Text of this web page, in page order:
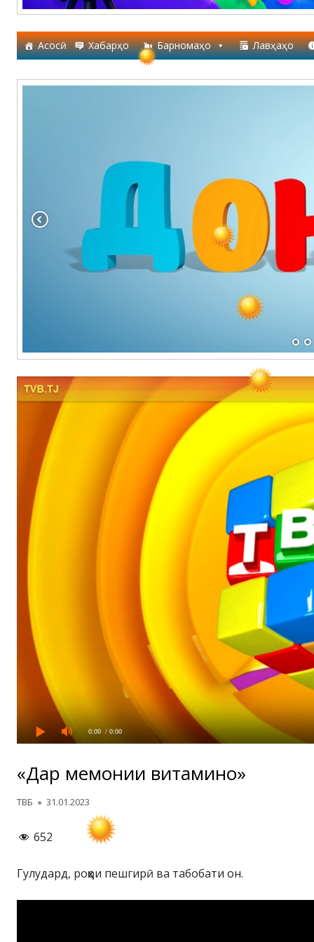
Асосӣ Хабарҳо Барномаҳо Лавҳаҳо
0:00 / 0:00
«Дар меҳмонии витаминҳо»
Автор
ТВБ Опубликовано
31.01.2023
652
Гулудард, роҳҳои пешгирӣ ва табобати он.